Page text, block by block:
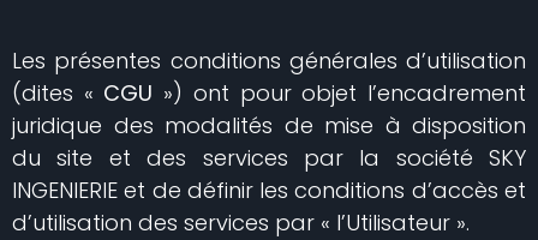
Les présentes conditions générales d’utilisation
(dites « CGU ») ont pour objet l’encadrement
juridique des modalités de mise à disposition
du site et des services par la société SKY
INGENIERIE et de définir les conditions d’accès et
d’utilisation des services par « l’Utilisateur ».